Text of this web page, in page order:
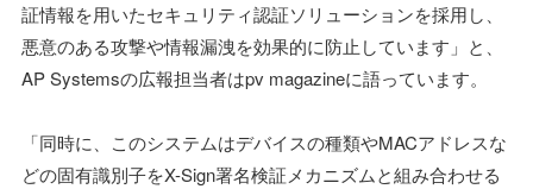
証情報を用いたセキュリティ認証ソリューションを採用し、
悪意のある攻撃や情報漏洩を効果的に防止しています」と、
AP Systemsの広報担当者はpv magazineに語っています。
「同時に、このシステムはデバイスの種類やMACアドレスな
どの固有識別子をX-Sign署名検証メカニズムと組み合わせる